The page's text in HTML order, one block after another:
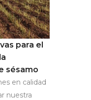
para el
sésamo
en calidad
nuestra